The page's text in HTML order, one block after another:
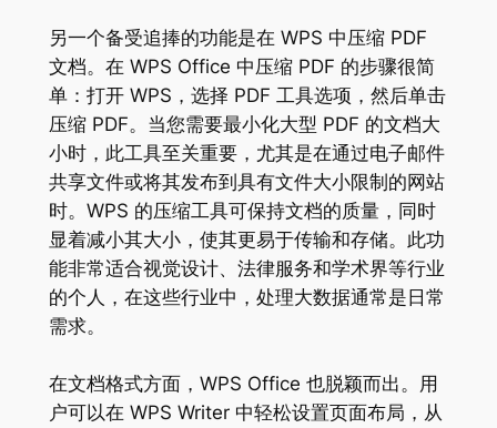
另一个备受追捧的功能是在 WPS 中压缩 PDF
文档。在 WPS Office 中压缩 PDF 的步骤很简
单：打开 WPS，选择 PDF 工具选项，然后单击
压缩 PDF。当您需要最小化大型 PDF 的文档大
小时，此工具至关重要，尤其是在通过电子邮件
共享文件或将其发布到具有文件大小限制的网站
时。WPS 的压缩工具可保持文档的质量，同时
显着减小其大小，使其更易于传输和存储。此功
能非常适合视觉设计、法律服务和学术界等行业
的个人，在这些行业中，处理大数据通常是日常
需求。
在文档格式方面，WPS Office 也脱颖而出。用
户可以在 WPS Writer 中轻松设置页面布局，从